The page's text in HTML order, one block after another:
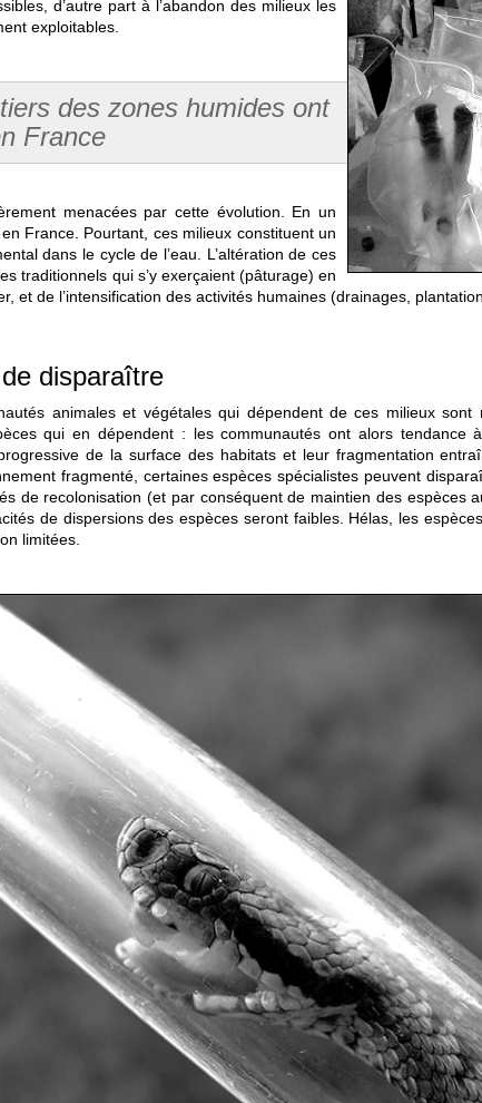
d’autre part à l’abandon des milieux les
exploitables.
des zones humides ont
France
menacées par cette évolution. En un
France. Pourtant, ces milieux constituent un
dans le cycle de l’eau. L’altération de ces
traditionnels qui s’y exerçaient (pâturage) en
et de l’intensification des activités humaines (drainages,
disparaître
animales et végétales qui dépendent de ces milieux
qui en dépendent : les communautés ont alors tendance
de la surface des habitats et leur fragmentation
fragmenté, certaines espèces spécialistes peuvent
de recolonisation (et par conséquent de maintien des espèces
de dispersions des espèces seront faibles. Hélas, les
limitées.